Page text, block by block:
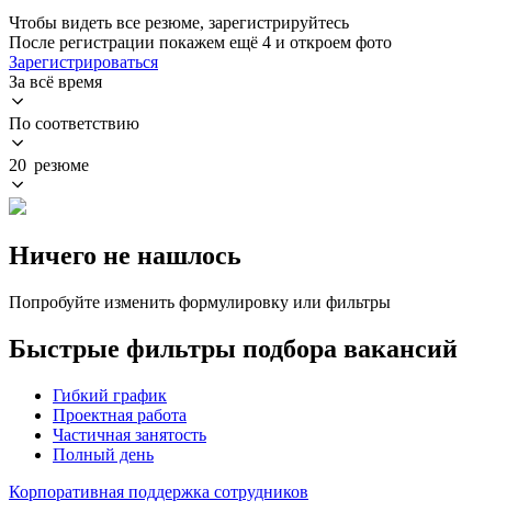
Чтобы видеть все резюме, зарегистрируйтесь
После регистрации покажем ещё 4 и откроем фото
Зарегистрироваться
За всё время
По соответствию
20 резюме
Ничего не нашлось
Попробуйте изменить формулировку или фильтры
Быстрые фильтры подбора вакансий
Гибкий график
Проектная работа
Частичная занятость
Полный день
Корпоративная поддержка сотрудников